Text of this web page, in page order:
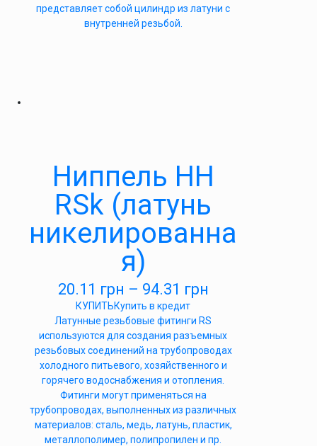
представляет собой цилиндр из латуни с
внутренней резьбой.
Ниппель НН
RSk (латунь
никелированна
я)
20.11 грн – 94.31 грн
КУПИТЬКупить в кредит
Латунные резьбовые фитинги RS
используются для создания разъемных
резьбовых соединений на трубопроводах
холодного питьевого, хозяйственного и
горячего водоснабжения и отопления.
Фитинги могут применяться на
трубопроводах, выполненных из различных
материалов: сталь, медь, латунь, пластик,
металлополимер, полипропилен и пр.